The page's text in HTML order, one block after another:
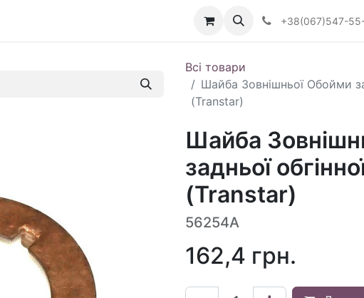
+38(067)547-
Всі товари
Шайба Зовнішньої Обойми
(Transtar)
Шайба
задньої
(Transtar)
56254A
162,4 грн.